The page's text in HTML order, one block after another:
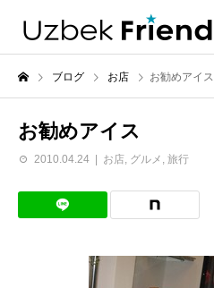
ブログ お店 お勧めアイス
お勧めアイス
2010.04.24 お店 グルメ 旅行